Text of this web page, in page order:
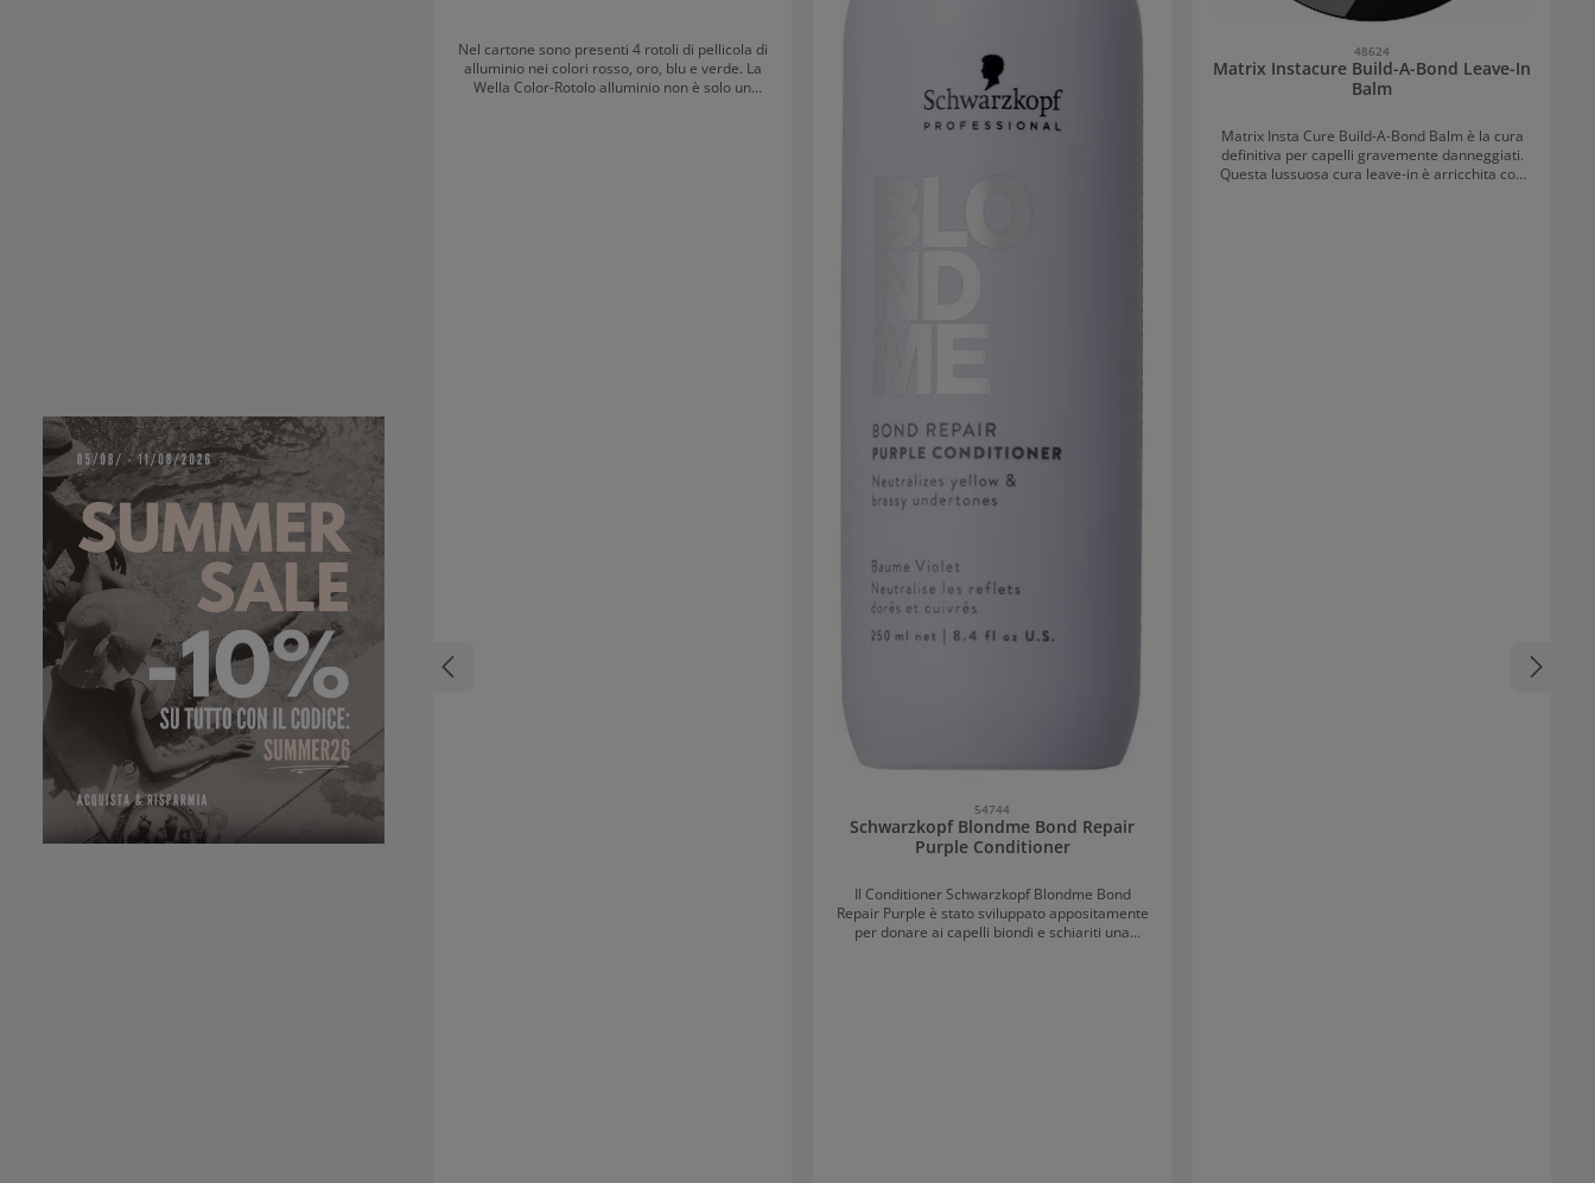
Nel cartone sono presenti 4 rotoli di pellicola di
alluminio nei colori rosso, oro, blu e verde. La
Wella Color-Rotolo alluminio non è solo un
54744
Schwarzkopf Blondme Bond Repair
Purple Conditioner
Il Conditioner Schwarzkopf Blondme Bond
Repair Purple è stato sviluppato appositamente
per donare ai capelli biondi e schiariti una
48624
Matrix Instacure Build-A-Bond Leave-In
Balm
Matrix Insta Cure Build-A-Bond Balm è la cura
definitiva per capelli gravemente danneggiati.
Questa lussuosa cura leave-in è arricchita con